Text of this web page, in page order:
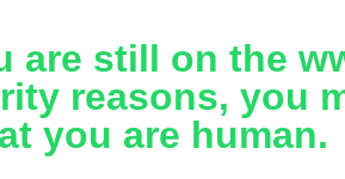
are still on the
reasons, you
you are human.